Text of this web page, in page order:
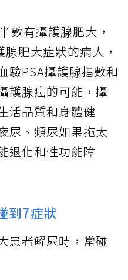
數有攝護腺肥大，
肥大症狀的病人，
驗PSA攝護腺指數和
護腺癌的可能，攝
活品質和身體健
尿、頻尿如果拖太
退化和性功能障
到7症狀
患者解尿時，常碰